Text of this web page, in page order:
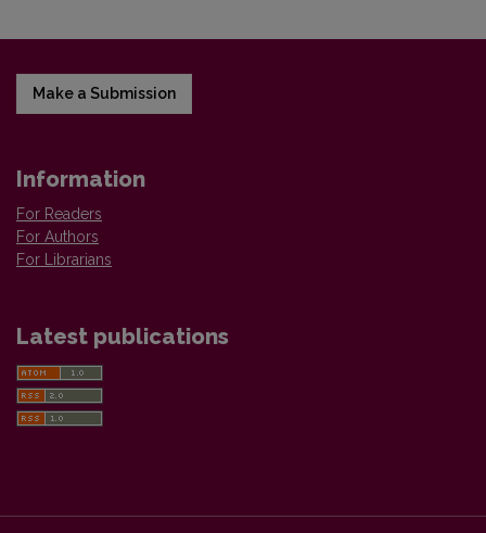
Make a Submission
Information
For Readers
For Authors
For Librarians
Latest publications